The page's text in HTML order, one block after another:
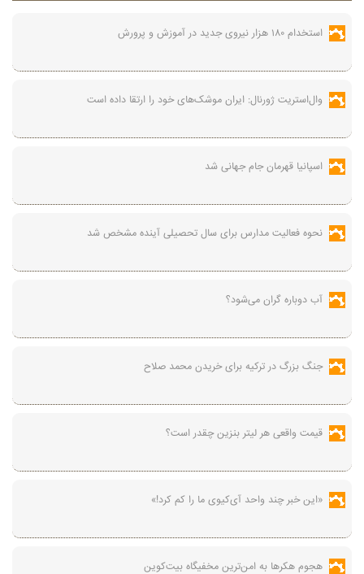
استخدام ۱۸۰ هزار نیروی جدید در آموزش‌ و پرورش
وال‌استریت ژورنال: ایران موشک‌های خود را ارتقا داده است
اسپانیا قهرمان جام جهانی شد
نحوه فعالیت مدارس برای سال تحصیلی آینده مشخص شد
آب دوباره گران می‌شود؟
جنگ بزرگ در ترکیه برای خریدن محمد صلاح
قیمت واقعی هر لیتر بنزین چقدر است؟
«این خبر چند واحد آی‌کیوی ما را کم کرد!»
هجوم هکرها به امن‌ترین مخفیگاه بیت‌کوین